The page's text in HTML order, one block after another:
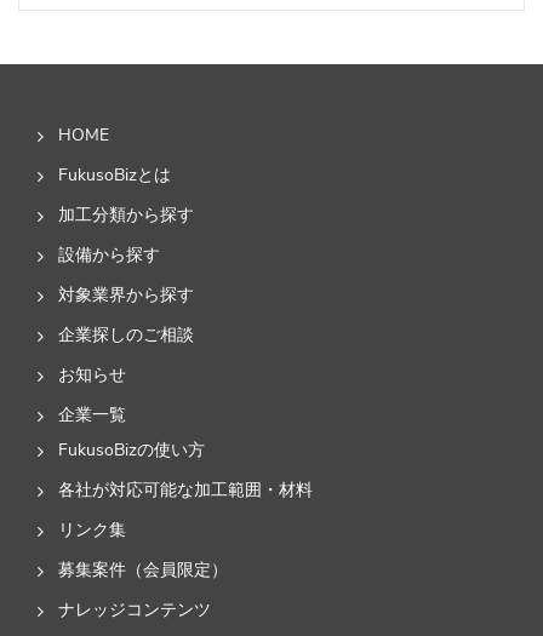
HOME
FukusoBizとは
加工分類から探す
設備から探す
対象業界から探す
企業探しのご相談
お知らせ
企業一覧
FukusoBizの使い方
各社が対応可能な加工範囲・材料
リンク集
募集案件（会員限定）
ナレッジコンテンツ